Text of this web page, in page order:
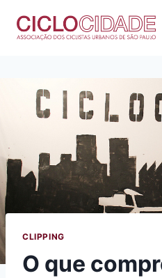
para
CLIPPING
O que